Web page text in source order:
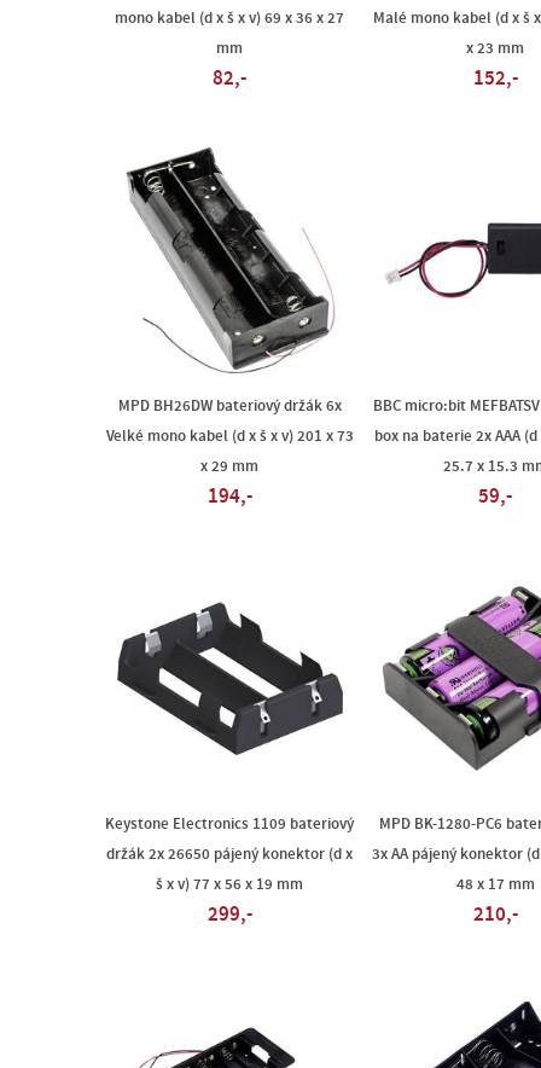
mono kabel (d x š x v) 69 x 36 x 27
mm
82,-
Malé mono kabel (d x š
x 23 mm
152,-
MPD BH26DW bateriový držák 6x
Velké mono kabel (d x š x v) 201 x 73
x 29 mm
194,-
BBC micro:bit
box na baterie 2x AAA (d
25.7 x 15.3
59,-
Keystone Electronics 1109 bateriový
držák 2x 26650 pájený konektor (d x
š x v) 77 x 56 x 19 mm
299,-
MPD BK-1280-PC6
3x AA pájený konektor (d
48 x 17 mm
210,-